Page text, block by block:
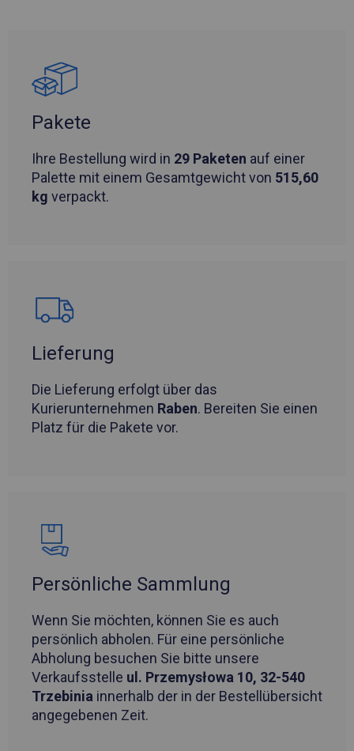
Pakete
Ihre Bestellung wird in 29 Paketen auf einer
Palette mit einem Gesamtgewicht von 515,60
kg verpackt.
Lieferung
Die Lieferung erfolgt über das
Kurierunternehmen Raben. Bereiten Sie einen
Platz für die Pakete vor.
Persönliche Sammlung
Wenn Sie möchten, können Sie es auch
persönlich abholen. Für eine persönliche
Abholung besuchen Sie bitte unsere
Verkaufsstelle ul. Przemysłowa 10, 32-540
Trzebinia innerhalb der in der Bestellübersicht
angegebenen Zeit.